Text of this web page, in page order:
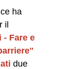
ha
il
- Fare e
due